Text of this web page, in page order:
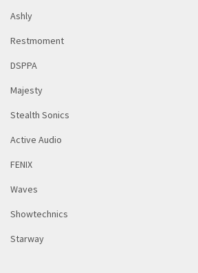
Ashly
Restmoment
DSPPA
Majesty
Stealth Sonics
Active Audio
FENIX
Waves
Showtechnics
Starway